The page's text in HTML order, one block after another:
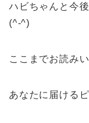
ハビちゃんと今
(^-^)
ここまでお読み
あなたに届ける